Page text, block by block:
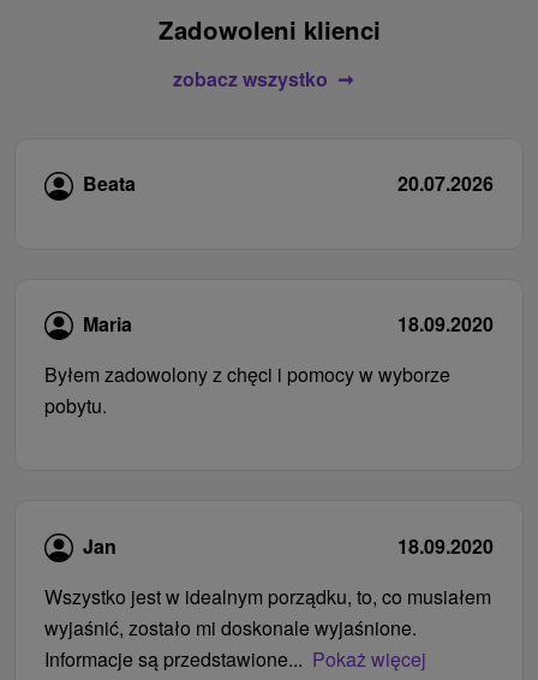
Zadowoleni klienci
zobacz wszystko
Beata 20.07.2026
Maria
18.09.2020
Byłem zadowolony z chęci i pomocy w wyborze
pobytu.
Jan
18.09.2020
Wszystko jest w idealnym porządku, to, co musiałem
wyjaśnić, zostało mi doskonale wyjaśnione.
Informacje są przedstawione... Pokaż więcej